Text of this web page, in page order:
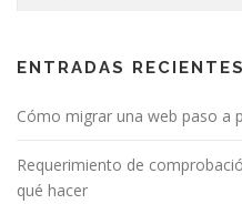
ENTRADAS RECIENTES
Cómo migrar una web paso a
Requerimiento de
qué hacer